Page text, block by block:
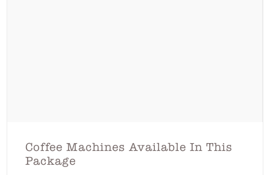
Coffee Machines Available In This
Package